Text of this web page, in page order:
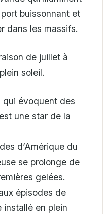
buissonnant et
dans les massifs.
de juillet à
soleil.
qui évoquent des
une star de la
d’Amérique du
se prolonge de
gelées.
épisodes de
installé en plein